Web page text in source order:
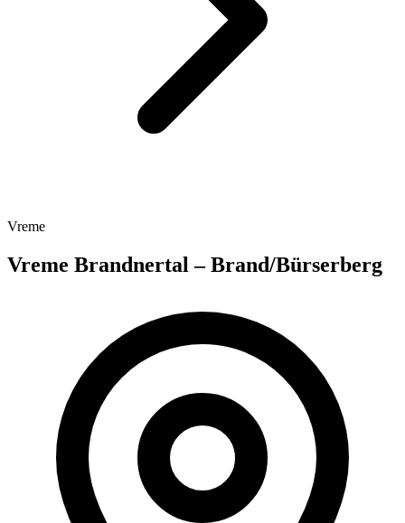
Vreme
Vreme Brandnertal – Brand/Bürserberg